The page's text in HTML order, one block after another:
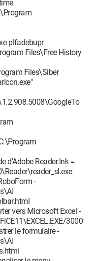
plfadebupr
Files\Free History
Files\Siber
d'Adobe Reader.lnk =
-
vers Microsoft Excel -
3000
le formulaire -